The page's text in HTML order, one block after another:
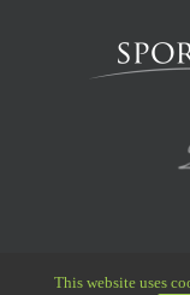
This website uses